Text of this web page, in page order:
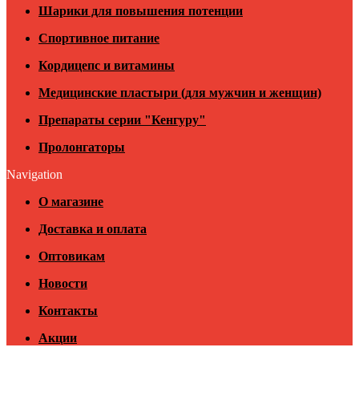
Шарики для повышения потенции
Спортивное питание
Кордицепс и витамины
Медицинские пластыри (для мужчин и женщин)
Препараты серии "Кенгуру"
Пролонгаторы
Navigation
О магазине
Доставка и оплата
Оптовикам
Новости
Контакты
Акции